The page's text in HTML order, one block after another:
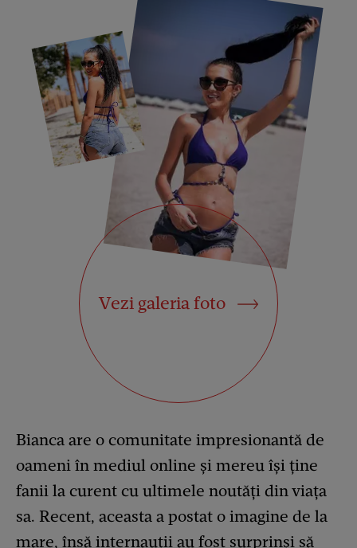
Vezi galeria foto
Bianca are o comunitate impresionantă de
oameni în mediul online și mereu își ține
fanii la curent cu ultimele noutăți din viața
sa. Recent, aceasta a postat o imagine de la
mare, însă internauții au fost surprinși să